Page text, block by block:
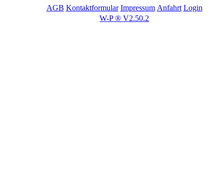
AGB Kontaktformular Impressum Anfahrt Login
W-P ® V2.50.2